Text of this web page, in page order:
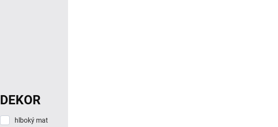
DEKOR
hlboký mat